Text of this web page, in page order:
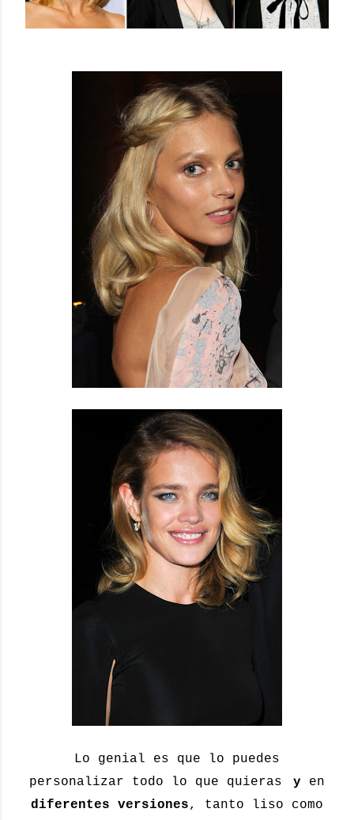
Lo genial es que lo puedes
personalizar todo lo que quieras
y en
diferentes versiones, tanto liso como